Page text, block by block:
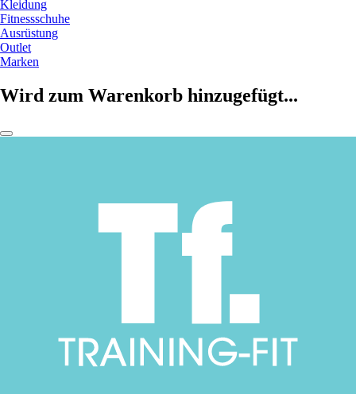
Kleidung
Fitnessschuhe
Ausrüstung
Outlet
Marken
Wird zum Warenkorb hinzugefügt...